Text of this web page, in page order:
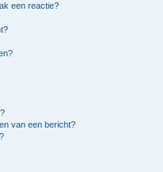
een reactie?
van een bericht?